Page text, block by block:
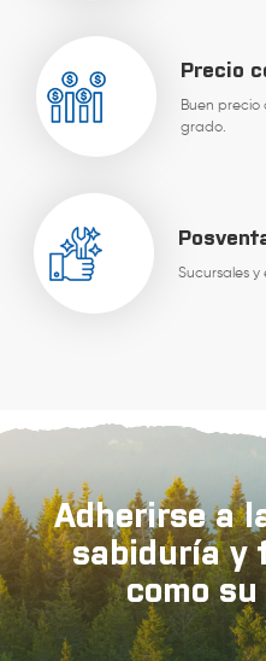
Precio
Buen
grado.
Sucursales
Adherirse a
sabiduría y
como